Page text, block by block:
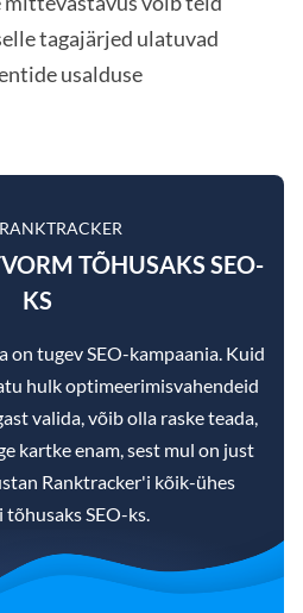
tagajärjed ulatuvad
usalduse
TÕHUSAKS SEO-
KS
on tugev SEO-kampaania. Kuid
hulk optimeerimisvahendeid
valida, võib olla raske teada,
kartke enam, sest mul on just
Ranktracker'i kõik-ühes
SEO-ks.